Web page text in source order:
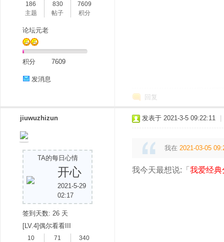
186
主题
830
帖子
7609
积分
论坛元老
积分 7609
发消息
回复
jiuwuzhizun
TA的每日心情
开心
2021-5-29
02:17
签到天数: 26 天
[LV.4]偶尔看看III
10
71
340
发表于 2021-3-5 09:22:11
我在 2021-03-05
我今天最想说:「 我爱经典